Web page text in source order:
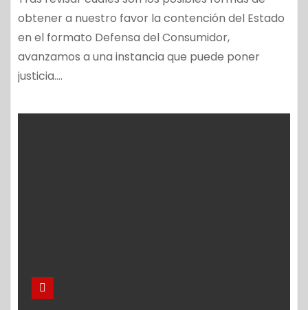
obtener a nuestro favor la contención del Estado
en el formato Defensa del Consumidor,
avanzamos a una instancia que puede poner
justicia.…